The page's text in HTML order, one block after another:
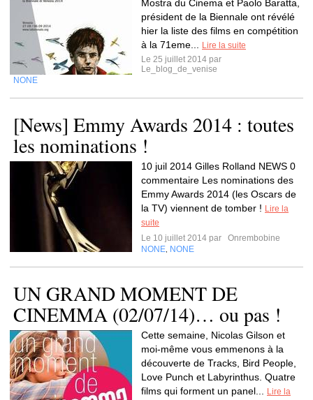
Mostra du Cinema et Paolo Baratta,
président de la Biennale ont révélé
hier la liste des films en compétition
à la 71eme...
Lire la suite
Le 25 juillet 2014 par
Le_blog_de_venise
NONE
[News] Emmy Awards 2014 : toutes
les nominations !
10 juil 2014 Gilles Rolland NEWS 0
commentaire Les nominations des
Emmy Awards 2014 (les Oscars de
la TV) viennent de tomber ! Lire la
suite
Le 10 juillet 2014 par
Onrembobine
NONE NONE
UN GRAND MOMENT DE
CINEMMA (02/07/14)… ou pas !
Cette semaine, Nicolas Gilson et
moi-même vous emmenons à la
découverte de Tracks, Bird People,
Love Punch et Labyrinthus. Quatre
films qui forment un panel...
Lire la